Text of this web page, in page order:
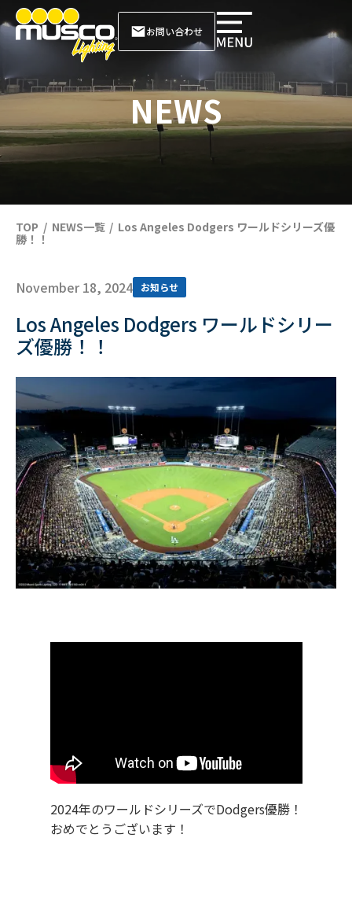
お問い合わせ
NEWS
TOP NEWS一覧
Los Angeles Dodgers ワールドシリーズ優
勝！！
November 18, 2024 お知らせ
Los Angeles Dodgers ワールドシリー
ズ優勝！！
2024年のワールドシリーズでDodgers優勝！
おめでとうございます！